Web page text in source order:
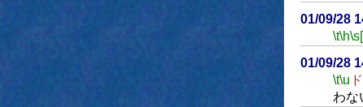
01/09/28
\t\h
01/09/28
\t\u
わな